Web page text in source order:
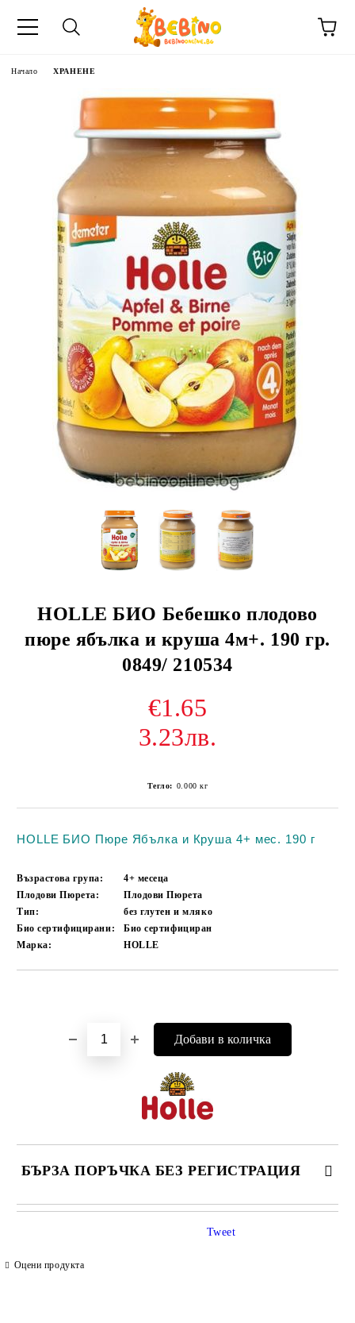
Начало ХРАНЕНЕ
HOLLE БИО Бебешко плодово
пюре ябълка и круша 4м+. 190 гр.
0849/ 210534
€1.65
3.23лв.
Тегло: 0.000 кг
HOLLE БИО Пюре Ябълка и Круша 4+ мес. 190 г
Възрастова група:
4+ месеца
Плодови Пюрета:
Плодови Пюрета
Тип:
без глутен и мляко
Био сертифицирани:
Био сертифициран
Марка:
HOLLE
БЪРЗА ПОРЪЧКА БЕЗ РЕГИСТРАЦИЯ
САМО ПОПЪЛНЕТЕ 4 ПОЛЕТА
Оцени продукта
Tweet